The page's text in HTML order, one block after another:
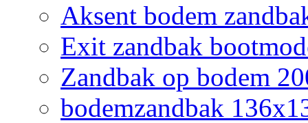
Aksent bodem
Exit zandbak
Zandbak op bodem
bodemzandbak